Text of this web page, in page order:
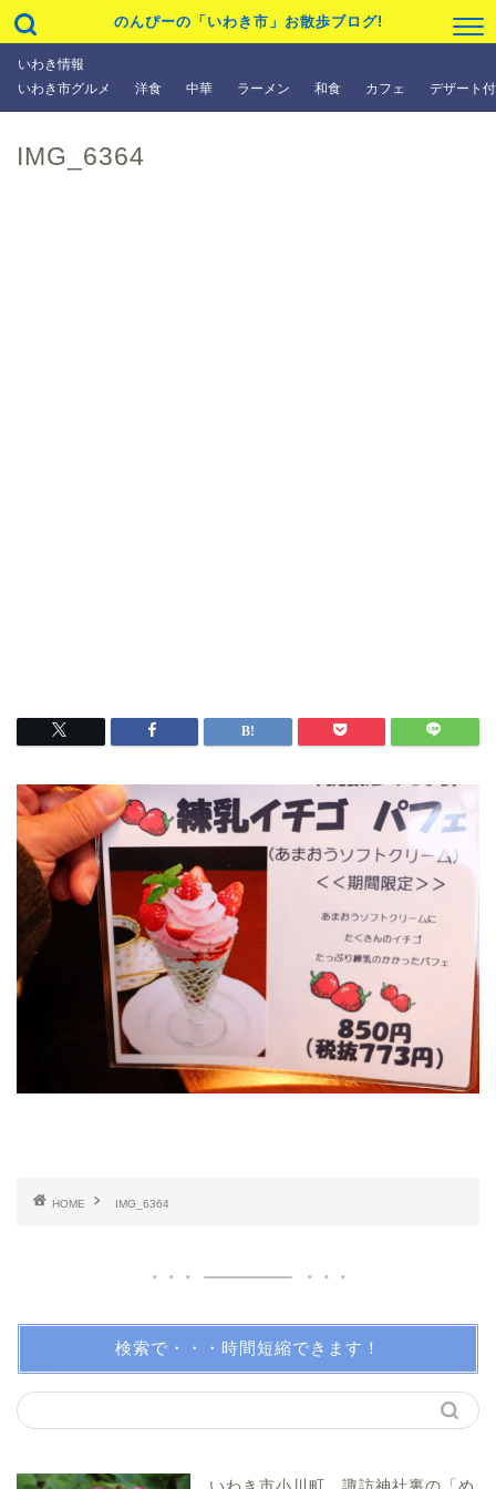
のんぴーの「いわき市」お散歩ブログ!
いわき情報
いわき市グルメ
洋食 中華 ラーメン 和食 カフェ デザート
IMG_6364
HOME IMG_6364
検索で・・・時間短縮できます！
マルシェ・キッチンカー
わらしべ長者
地域・場所
平・小川・四倉方面
湯本・内郷・好間 方面
泉・植田・遠野・田人方面
小名浜・江名方面
アイディアグッズ
トレンディー